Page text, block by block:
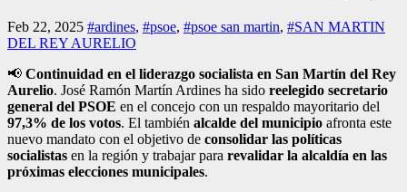
Feb 22, 2025 #ardines, #psoe, #psoe san martin, #SAN MARTIN
DEL REY AURELIO
📢 Continuidad en el liderazgo socialista en San Martín del Rey
Aurelio. José Ramón Martín Ardines ha sido reelegido secretario
general del PSOE en el concejo con un respaldo mayoritario del
97,3% de los votos. El también alcalde del municipio afronta este
nuevo mandato con el objetivo de consolidar las políticas
socialistas en la región y trabajar para revalidar la alcaldía en las
próximas elecciones municipales.